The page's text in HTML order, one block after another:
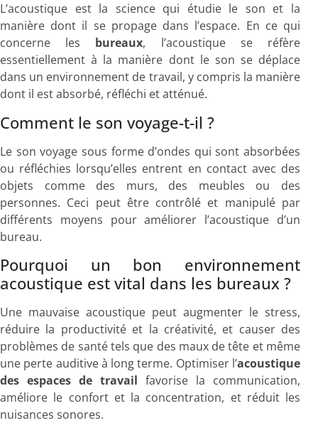
L’acoustique est la science qui étudie le son et la
manière dont il se propage dans l’espace. En ce qui
concerne les bureaux, l’acoustique se réfère
essentiellement à la manière dont le son se déplace
dans un environnement de travail, y compris la manière
dont il est absorbé, réfléchi et atténué.
Comment le son voyage-t-il ?
Le son voyage sous forme d’ondes qui sont absorbées
ou réfléchies lorsqu’elles entrent en contact avec des
objets comme des murs, des meubles ou des
personnes. Ceci peut être contrôlé et manipulé par
différents moyens pour améliorer l’acoustique d’un
bureau.
Pourquoi un bon environnement
acoustique est vital dans les bureaux ?
Une mauvaise acoustique peut augmenter le stress,
réduire la productivité et la créativité, et causer des
problèmes de santé tels que des maux de tête et même
une perte auditive à long terme. Optimiser l’acoustique
des espaces de travail favorise la communication,
améliore le confort et la concentration, et réduit les
nuisances sonores.